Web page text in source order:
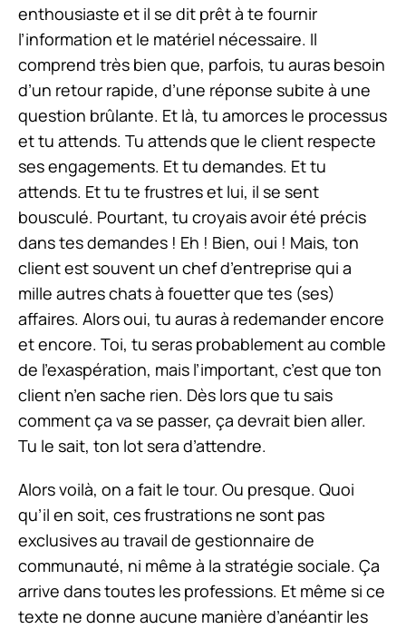
enthousiaste et il se dit prêt à te fournir
l’information et le matériel nécessaire. Il
comprend très bien que, parfois, tu auras besoin
d’un retour rapide, d’une réponse subite à une
question brûlante. Et là, tu amorces le processus
et tu attends. Tu attends que le client respecte
ses engagements. Et tu demandes. Et tu
attends. Et tu te frustres et lui, il se sent
bousculé. Pourtant, tu croyais avoir été précis
dans tes demandes ! Eh ! Bien, oui ! Mais, ton
client est souvent un chef d’entreprise qui a
mille autres chats à fouetter que tes (ses)
affaires. Alors oui, tu auras à redemander encore
et encore. Toi, tu seras probablement au comble
de l’exaspération, mais l’important, c’est que ton
client n’en sache rien. Dès lors que tu sais
comment ça va se passer, ça devrait bien aller.
Tu le sait, ton lot sera d’attendre.
Alors voilà, on a fait le tour. Ou presque. Quoi
qu’il en soit, ces frustrations ne sont pas
exclusives au travail de gestionnaire de
communauté, ni même à la stratégie sociale. Ça
arrive dans toutes les professions. Et même si ce
texte ne donne aucune manière d’anéantir les